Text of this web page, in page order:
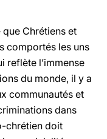
que Chrétiens et
comportés les uns
reflète l’immense
du monde, il y a
communautés et
dans
chrétien doit